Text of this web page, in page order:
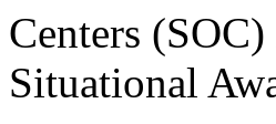
Centers
Situational